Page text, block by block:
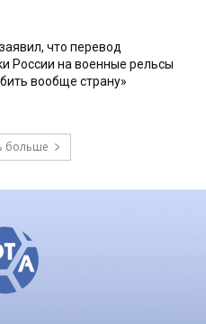
что перевод
России на военные рельсы
вообще страну»
больше